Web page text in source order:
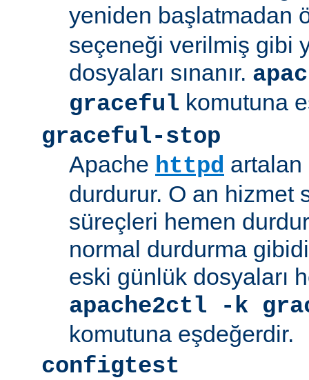
yeniden başlatmadan
seçeneği verilmiş gibi
dosyaları sınanır.
graceful komutuna
graceful-stop
Apache httpd
durdurur. O an hizmet
süreçleri hemen
normal durdurma
eski günlük dosyaları
apache2ctl -k
komutuna eşdeğerdir.
configtest